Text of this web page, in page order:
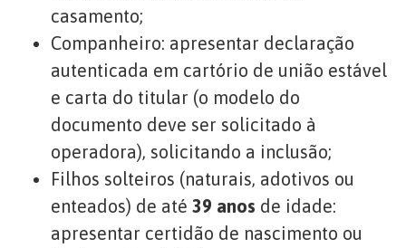
casamento;
Companheiro: apresentar declaração
autenticada em cartório de união estável
e carta do titular (o modelo do
documento deve ser solicitado à
operadora), solicitando a inclusão;
Filhos solteiros (naturais, adotivos ou
enteados) de até 39 anos de idade:
apresentar certidão de nascimento ou